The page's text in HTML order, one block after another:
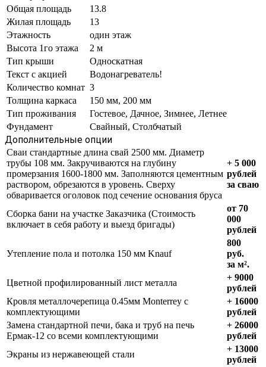
Общая площадь
13.8
Жилая площадь
13
Этажность
один этаж
Высота 1го этажа
2 м
Тип крыши
Односкатная
Текст с акцией
Водонагреватель!
Количество комнат 3
Толщина каркаса
150 мм, 200 мм
Тип проживания
Гостевое, Дачное, Зимнее, Летнее
Фундамент
Свайный, Столбчатый
Дополнительные опции
Сваи стандартные длина свай 2500 мм. Диаметр
трубы 108 мм. Закручиваются на глубину
промерзания 1600-1800 мм. Заполняются цементным
раствором, обрезаются в уровень. Сверху
обваривается оголовок под сечение основания бруса
+ 5 000
рублей
за сваю
Сборка бани на участке Заказчика (Стоимость
включает в себя работу и выезд бригады)
от 70
000
рублей
Утепление пола и потолка 150 мм Knauf
800
руб.
за м².
Цветной профилированный лист металла
+ 9000
рублей
Кровля металлочерепица 0.45мм Monterrey с
комплектующими
+ 16000
рублей
Замена стандартной печи, бака и труб на печь
Ермак-12 со всеми комплектующими
+ 26000
рублей
Экраны из нержавеющей стали
+ 13000
рублей